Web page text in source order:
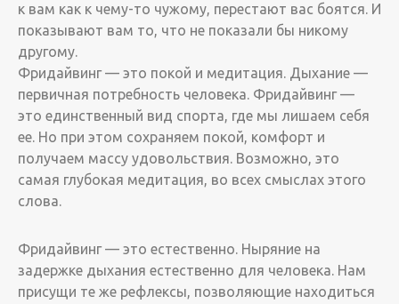
к вам как к чему-то чужому, перестают вас боятся. И
показывают вам то, что не показали бы никому
другому.
Фридайвинг — это покой и медитация. Дыхание —
первичная потребность человека. Фридайвинг —
это единственный вид спорта, где мы лишаем себя
ее. Но при этом сохраняем покой, комфорт и
получаем массу удовольствия. Возможно, это
самая глубокая медитация, во всех смыслах этого
слова.
Фридайвинг — это естественно. Ныряние на
задержке дыхания естественно для человека. Нам
присущи те же рефлексы, позволяющие находиться